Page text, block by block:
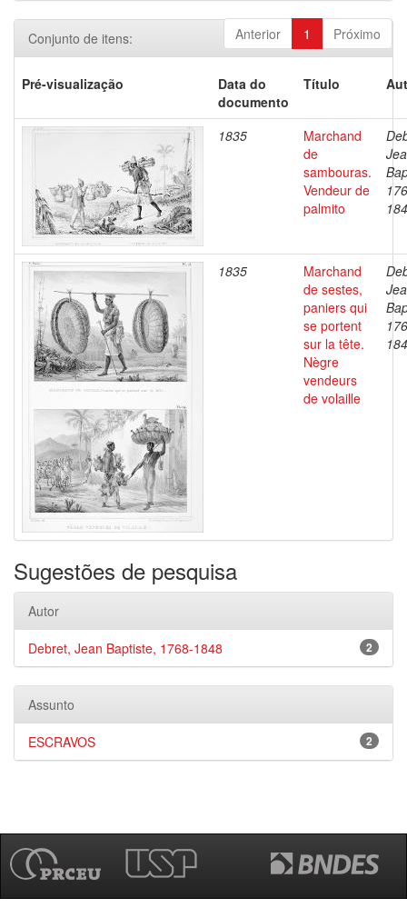
Anterior 1 Próximo
Conjunto de itens:
Pré-visualização
Data do
documento
Título
1835
Marchand
de
sambouras.
Vendeur de
palmito
1835
Marchand
de sestes,
paniers qui
se portent
sur la tête.
Nègre
vendeurs
de volaille
Sugestões de pesquisa
Autor
2
Debret, Jean Baptiste, 1768-1848
Assunto
2
ESCRAVOS